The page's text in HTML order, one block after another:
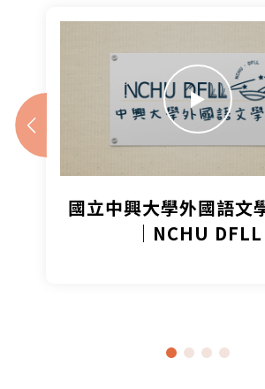
國立中興大學外國語文
｜NCHU DFLL